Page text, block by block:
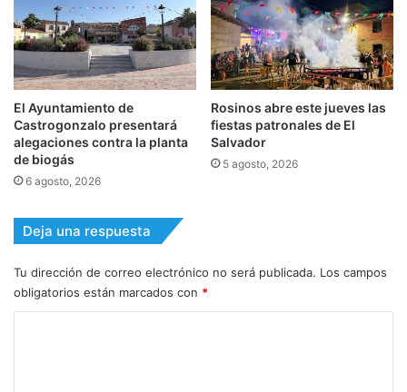
El Ayuntamiento de
Castrogonzalo presentará
alegaciones contra la planta
de biogás
6 agosto, 2026
Rosinos abre este jueves las
fiestas patronales de El
Salvador
5 agosto, 2026
Deja una respuesta
Tu dirección de correo electrónico no será publicada. Los campos
obligatorios están marcados con *